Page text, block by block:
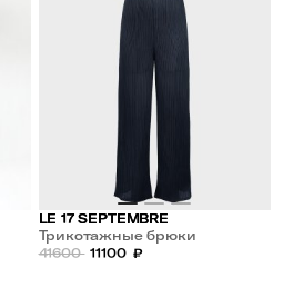
LE 17 SEPTEMBRE
Трикотажные брюки
41600 11100 ₽